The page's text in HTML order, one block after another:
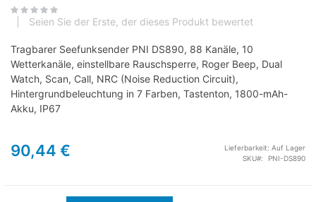
Seien Sie der Erste, der dieses Produkt bewertet
Tragbarer Seefunksender PNI DS890, 88 Kanäle, 10
Wetterkanäle, einstellbare Rauschsperre, Roger Beep, Dual
Watch, Scan, Call, NRC (Noise Reduction Circuit),
Hintergrundbeleuchtung in 7 Farben, Tastenton, 1800-mAh-
Akku, IP67
90,44 € Lieferbarkeit: Auf Lager
SKU
PNI-DS890